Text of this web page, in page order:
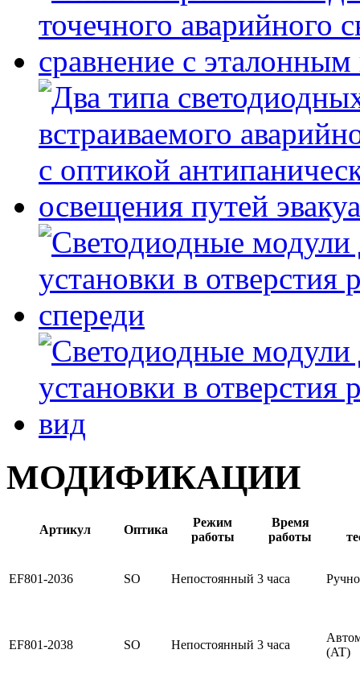
МОДИФИКАЦИИ
Артикул Оптика
Режим
работы
Время
работы
EF801-2036 SO Непостоянный 3 часа
EF801-2038 SO Непостоянный 3 часа
(AT)